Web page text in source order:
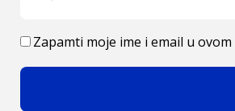
Zapamti moje ime i email u